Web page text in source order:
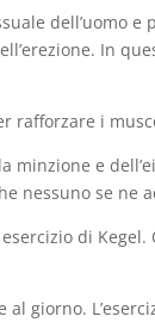
In
rafforzare i
e
nessuno se
di
giorno.